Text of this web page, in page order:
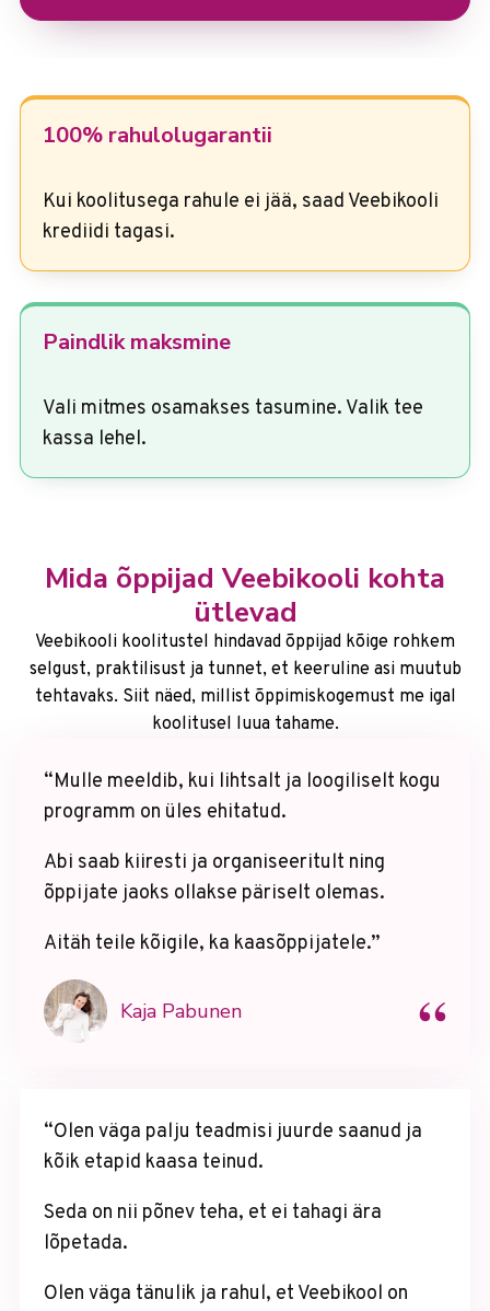
100% rahulolugarantii
Kui koolitusega rahule ei jää, saad Veebikooli
krediidi tagasi.
Paindlik maksmine
Vali mitmes osamakses tasumine. Valik tee
kassa lehel.
Mida õppijad Veebikooli kohta
ütlevad
Veebikooli koolitustel hindavad õppijad kõige rohkem
selgust, praktilisust ja tunnet, et keeruline asi muutub
tehtavaks. Siit näed, millist õppimiskogemust me igal
koolitusel luua tahame.
“Mulle meeldib, kui lihtsalt ja loogiliselt kogu
programm on üles ehitatud.
Abi saab kiiresti ja organiseeritult ning
õppijate jaoks ollakse päriselt olemas.
Aitäh teile kõigile, ka kaasõppijatele.”
Kaja Pabunen “
“Olen väga palju teadmisi juurde saanud ja
kõik etapid kaasa teinud.
Seda on nii põnev teha, et ei tahagi ära
lõpetada.
Olen väga tänulik ja rahul, et Veebikool on